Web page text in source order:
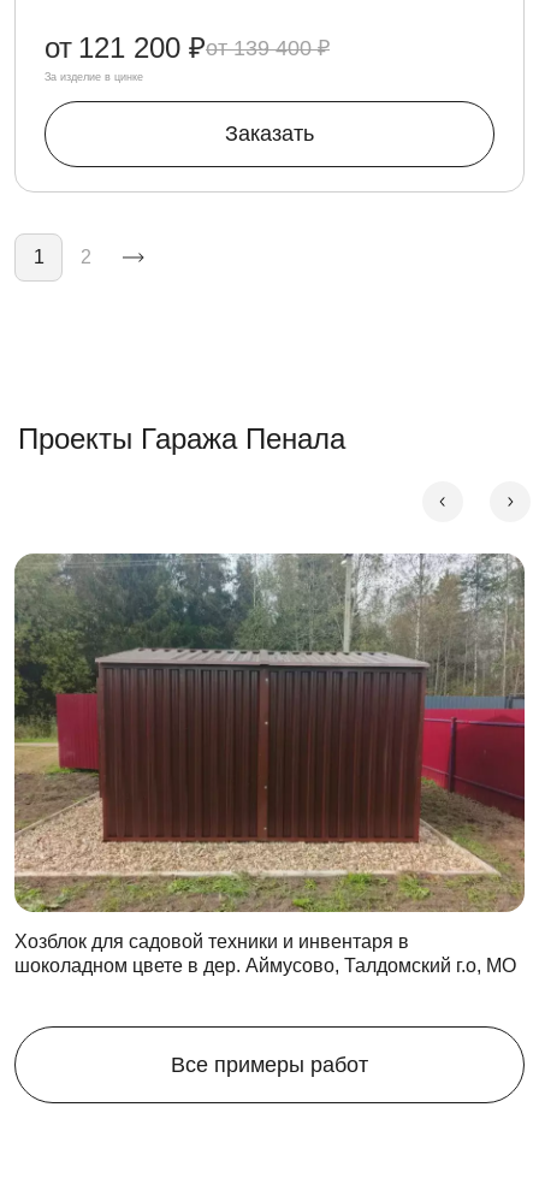
139 400 ₽
от 121 200 ₽
За изделие в цинке
Заказать
Нумерация страниц
1 2
Проекты Гаража Пенала
Хозблок для садовой техники и инвентаря в
шоколадном цвете в дер. Аймусово, Талдомский г.о, МО
Все примеры работ